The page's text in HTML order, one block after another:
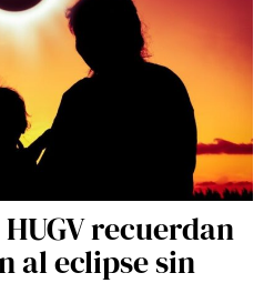
recuerdan
al eclipse sin